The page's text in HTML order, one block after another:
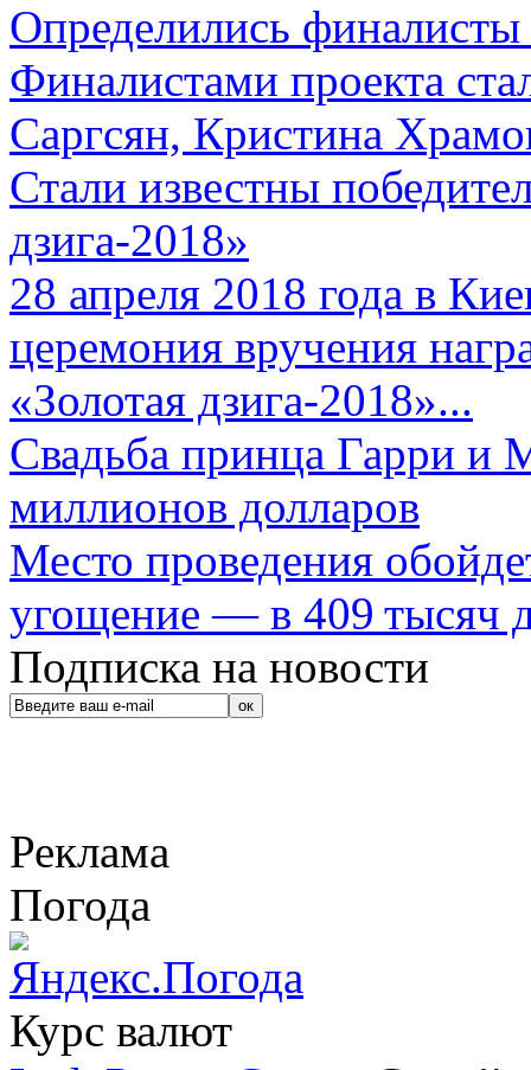
Определились
Финалистами проекта
Саргсян, Кристина
Стали известны
дзига-2018»
28 апреля 2018 года в
церемония вручения
«Золотая дзига-2018»...
Свадьба принца Гарри и
миллионов долларов
Место проведения
угощение — в 409 тысяч
Подписка на новости
Реклама
Погода
Курс валют